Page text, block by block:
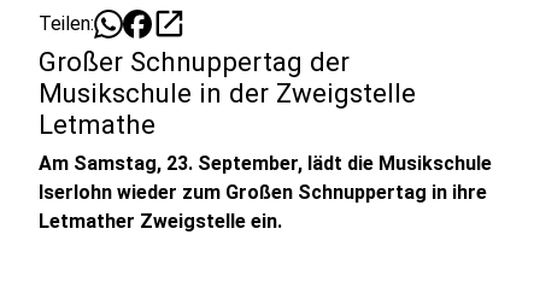
Teilen: open_in_new
Großer Schnuppertag der
Musikschule in der Zweigstelle
Letmathe
Am Samstag, 23. September, lädt die Musikschule
Iserlohn wieder zum Großen Schnuppertag in ihre
Letmather Zweigstelle ein.